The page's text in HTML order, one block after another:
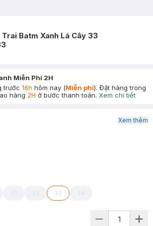
Batm Xanh Lá Cây 33
Miễn Phí 2H
trước 16h hôm nay (Miễn phí). Đặt hàng trong
hàng 2H ở bước thanh toán. Xem chi tiết
31 32 33 34
Xem thêm